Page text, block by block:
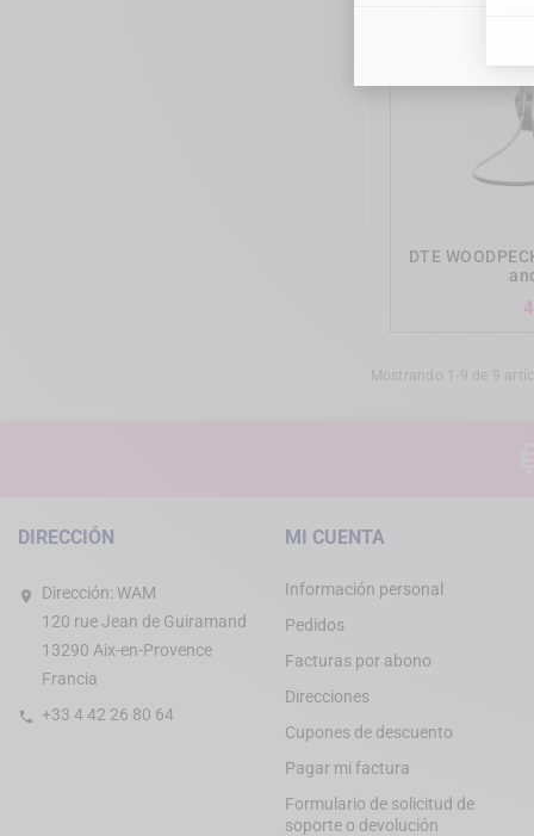
DTE
Mostrando 1-9 de 9
DIRECCIÓN
Dirección: WAM
120 rue Jean de Guiramand
13290 Aix-en-Provence
Francia
+33 4 42 26 80 64
MI CUENTA
Información personal
Pedidos
Facturas por abono
Direcciones
Cupones de descuento
Pagar mi factura
Formulario de solicitud de
soporte o devolución